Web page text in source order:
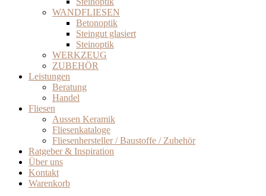
WANDFLIESEN
Betonoptik
Steingut glasiert
Steinoptik
WERKZEUG
ZUBEHÖR
Leistungen
Beratung
Handel
Fliesen
Aussen Keramik
Fliesenkataloge
Fliesenhersteller / Baustoffe / Zubehör
Ratgeber & Inspiration
Über uns
Kontakt
Warenkorb